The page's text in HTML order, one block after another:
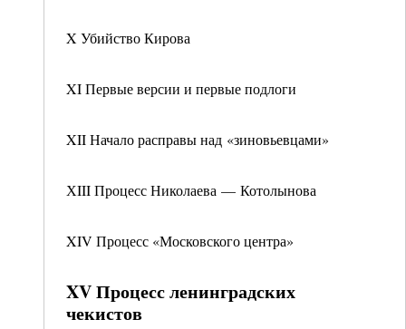
X Убийство Кирова
XI Первые версии и первые подлоги
XII Начало расправы над «зиновьевцами»
ХIII Процесс Николаева — Котолынова
XIV Процесс «Московского центра»
XV Процесс ленинградских
чекистов